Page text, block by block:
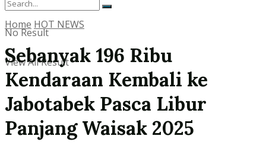
No Result
View All Result
Home HOT NEWS
Sebanyak 196 Ribu
Kendaraan Kembali ke
Jabotabek Pasca Libur
Panjang Waisak 2025